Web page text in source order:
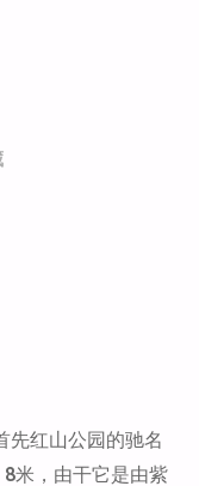
先红山公园的驰名
米，由干它是由紫